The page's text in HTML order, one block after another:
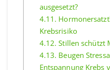
ausgesetzt?
4.11.
Krebsrisiko
4.12. Stillen schützt
4.13. Beugen
Entspannung Krebs